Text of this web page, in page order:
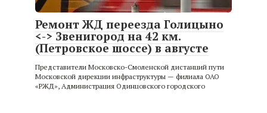
Ремонт ЖД переезда Голицыно
<-> Звенигород на 42 км.
(Петровское шоссе) в августе
Представители Московско-Смоленской дистанций пути
Московской дирекции инфраструктуры — филиала ОАО
«РЖД», Администрация Одинцовского городского